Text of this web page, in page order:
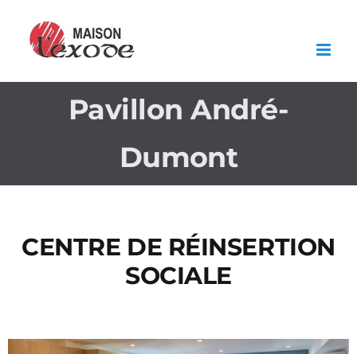
content
Pavillon André-
Dumont
CENTRE DE RÉINSERTION
SOCIALE